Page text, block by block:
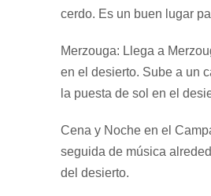
cerdo. Es un buen lugar
Merzouga: Llega a
en el desierto. Sube a un
la puesta de sol en el
Cena y Noche en el
seguida de música
del desierto.